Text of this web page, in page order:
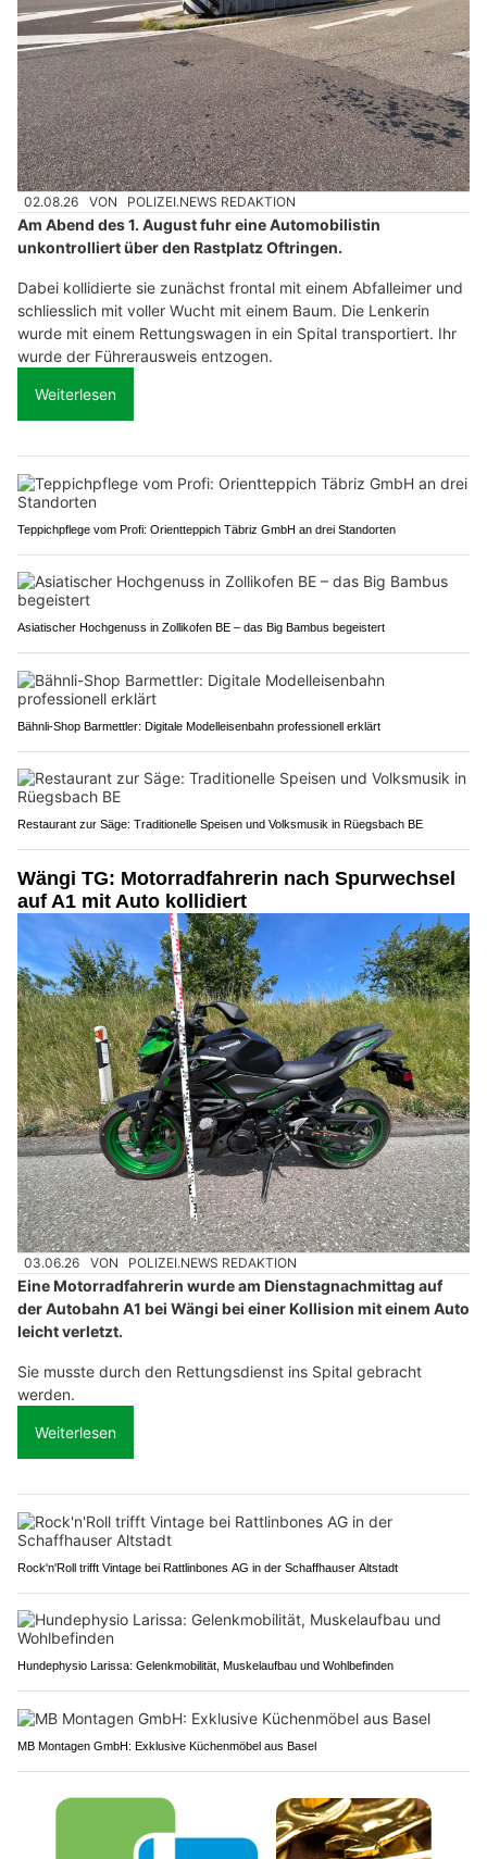
02.08.26 VON POLIZEI.NEWS REDAKTION
Am Abend des 1. August fuhr eine Automobilistin
unkontrolliert über den Rastplatz Oftringen.
Dabei kollidierte sie zunächst frontal mit einem Abfalleimer und
schliesslich mit voller Wucht mit einem Baum. Die Lenkerin
wurde mit einem Rettungswagen in ein Spital transportiert. Ihr
wurde der Führerausweis entzogen.
Weiterlesen
Teppichpflege vom Profi: Orientteppich Täbriz GmbH an drei Standorten
Asiatischer Hochgenuss in Zollikofen BE – das Big Bambus begeistert
Bähnli-Shop Barmettler: Digitale Modelleisenbahn professionell erklärt
Restaurant zur Säge: Traditionelle Speisen und Volksmusik in Rüegsbach BE
Wängi TG: Motorradfahrerin nach Spurwechsel
auf A1 mit Auto kollidiert
03.06.26 VON POLIZEI.NEWS REDAKTION
Eine Motorradfahrerin wurde am Dienstagnachmittag auf
der Autobahn A1 bei Wängi bei einer Kollision mit einem Auto
leicht verletzt.
Sie musste durch den Rettungsdienst ins Spital gebracht
werden.
Weiterlesen
Rock'n'Roll trifft Vintage bei Rattlinbones AG in der Schaffhauser Altstadt
Hundephysio Larissa: Gelenkmobilität, Muskelaufbau und Wohlbefinden
MB Montagen GmbH: Exklusive Küchenmöbel aus Basel